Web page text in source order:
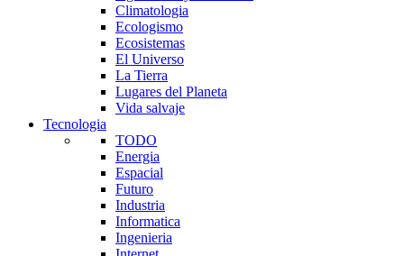
Climatologia
Ecologismo
Ecosistemas
El Universo
La Tierra
Lugares del Planeta
Vida salvaje
Tecnologia
TODO
Energia
Espacial
Futuro
Industria
Informatica
Ingenieria